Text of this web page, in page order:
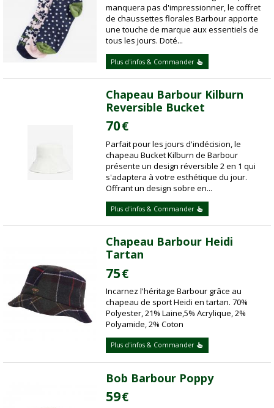
manquera pas d'impressionner, le coffret
de chaussettes florales Barbour apporte
une touche de marque aux essentiels de
tous les jours. Doté...
Plus d'infos & Commander
Chapeau Barbour Kilburn
Reversible Bucket
70€
Parfait pour les jours d'indécision, le
chapeau Bucket Kilburn de Barbour
présente un design réversible 2 en 1 qui
s'adaptera à votre esthétique du jour.
Offrant un design sobre en...
Plus d'infos & Commander
Chapeau Barbour Heidi
Tartan
75€
Incarnez l'héritage Barbour grâce au
chapeau de sport Heidi en tartan. 70%
Polyester, 21% Laine,5% Acrylique, 2%
Polyamide, 2% Coton
Plus d'infos & Commander
Bob Barbour Poppy
59€